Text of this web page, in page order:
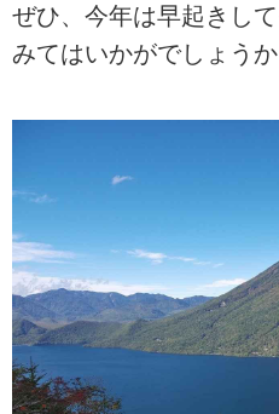
ぜひ、今年は早起きし
みてはいかがでしょうか